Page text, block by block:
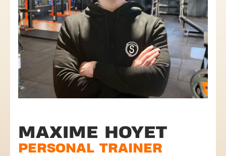
MAXIME HOYET
PERSONAL TRAINER